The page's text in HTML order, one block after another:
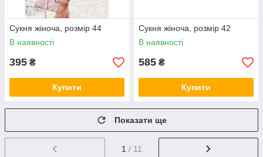
Сукня жіноча, розмір 44
В наявності
395 ₴
Купити
Сукня жіноча, розмір 42
В наявності
585 ₴
Купити
Показати ще
1 / 11